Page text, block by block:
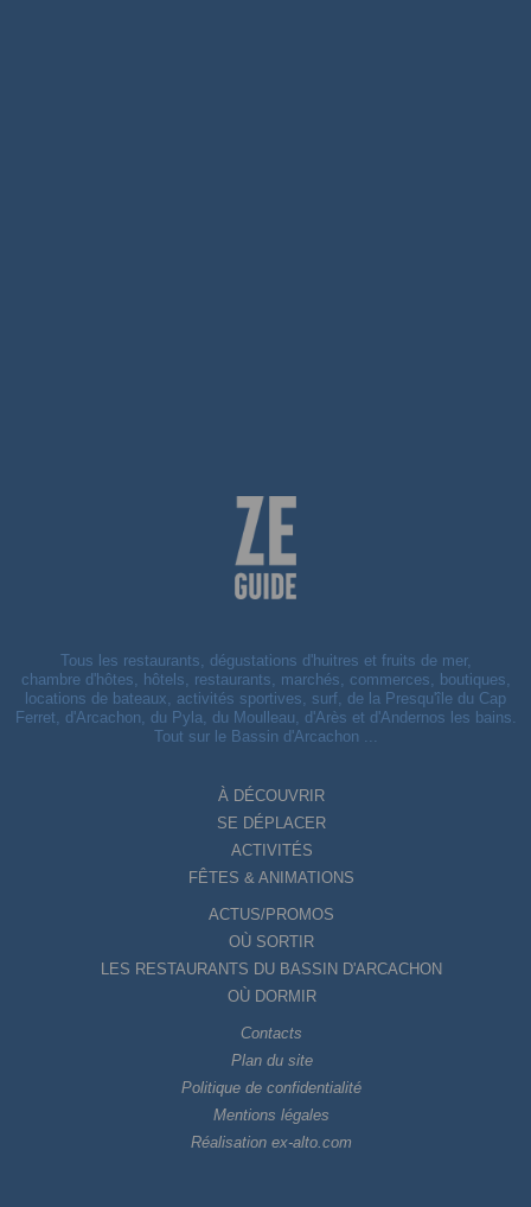
Tous les restaurants, dégustations d'huitres et fruits de mer,
chambre d'hôtes, hôtels, restaurants, marchés, commerces, boutiques,
locations de bateaux, activités sportives, surf, de la Presqu'île du Cap
Ferret, d'Arcachon, du Pyla, du Moulleau, d'Arès et d'Andernos les bains.
Tout sur le Bassin d'Arcachon ...
À DÉCOUVRIR
SE DÉPLACER
ACTIVITÉS
FÊTES & ANIMATIONS
ACTUS/PROMOS
OÙ SORTIR
LES RESTAURANTS DU BASSIN D'ARCACHON
OÙ DORMIR
Contacts
Plan du site
Politique de confidentialité
Mentions légales
Réalisation ex-alto.com